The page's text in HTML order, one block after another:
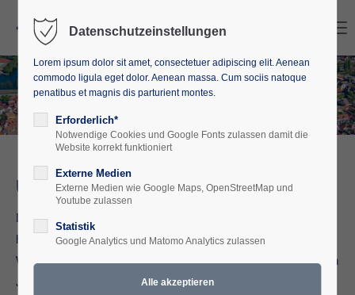
Über uns
Die Europäische Akademie Mecklenburg-Vorpommern e.V.
hat sich zum Ziel gesetzt, mit ihrem breiten Angebot an
Weiterbildungsveranstaltungen und Projekten in der politischen
Jugend- und Erwachsenenbildung, zum Verständnis für
Datenschutzeinstellungen
Lorem ipsum dolor sit amet, consectetuer adipiscing elit. Aenean
commodo ligula eget dolor. Aenean massa. Cum sociis natoque
penatibus et magnis dis parturient montes.
Erforderlich*
Notwendige Cookies und Google Fonts zulassen damit die
Website korrekt funktioniert
Externe Medien
Externe Medien wie Google Maps, OpenStreetMap und
Youtube zulassen
Statistik
Google Analytics und Matomo Analytics zulassen